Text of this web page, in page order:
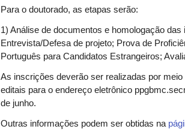
Para o doutorado, as etapas serão:
1) Análise de documentos e homologação
Entrevista/Defesa de projeto; Prova de
Português para Candidatos Estrangeiros;
As inscrições deverão ser realizadas por
editais para o endereço eletrônico
de junho.
Outras informações podem ser obtidas na